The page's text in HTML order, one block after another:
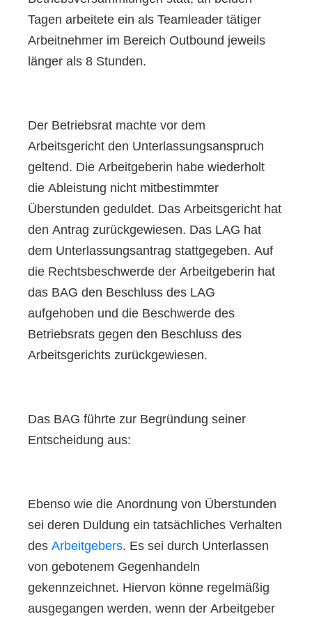
Tagen arbeitete ein als Teamleader tätiger
Arbeitnehmer im Bereich Outbound jeweils
länger als 8 Stunden.
Der Betriebsrat machte vor dem
Arbeitsgericht den Unterlassungsanspruch
geltend. Die Arbeitgeberin habe wiederholt
die Ableistung nicht mitbestimmter
Überstunden geduldet. Das Arbeitsgericht hat
den Antrag zurückgewiesen. Das LAG hat
dem Unterlassungsantrag stattgegeben. Auf
die Rechtsbeschwerde der Arbeitgeberin hat
das BAG den Beschluss des LAG
aufgehoben und die Beschwerde des
Betriebsrats gegen den Beschluss des
Arbeitsgerichts zurückgewiesen.
Das BAG führte zur Begründung seiner
Entscheidung aus:
Ebenso wie die Anordnung von Überstunden
sei deren Duldung ein tatsächliches Verhalten
des Arbeitgebers. Es sei durch Unterlassen
von gebotenem Gegenhandeln
gekennzeichnet. Hiervon könne regelmäßig
ausgegangen werden, wenn der Arbeitgeber